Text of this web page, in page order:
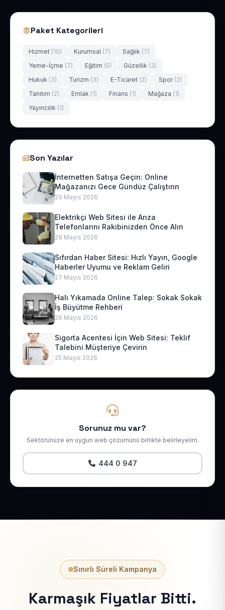
Paket Kategorileri
Hizmet (10) Kurumsal (7) Sağlık (7)
Yeme-İçme (7) Eğitim (5) Güzellik (3)
Hukuk (3) Turizm (3) E-Ticaret (2) Spor (2)
Tanıtım (2) Emlak (1) Finans (1) Mağaza (1)
Yayıncılık (1)
Son Yazılar
İnternetten Satışa Geçin: Online
Mağazanızı Gece Gündüz Çalıştırın
29 Mayıs 2026
Elektrikçi Web Sitesi ile Arıza
Telefonlarını Rakibinizden Önce Alın
28 Mayıs 2026
Sıfırdan Haber Sitesi: Hızlı Yayın, Google
Haberler Uyumu ve Reklam Geliri
27 Mayıs 2026
Halı Yıkamada Online Talep: Sokak Sokak
İş Büyütme Rehberi
26 Mayıs 2026
Sigorta Acentesi İçin Web Sitesi: Teklif
Talebini Müşteriye Çevirin
25 Mayıs 2026
Sorunuz mu var?
Sektörünüze en uygun web çözümünü birlikte belirleyelim.
444 0 947
Sınırlı Süreli Kampanya
Karmaşık Fiyatlar Bitti.